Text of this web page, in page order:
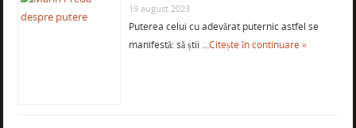
19 august 2023
Puterea celui cu adevărat puternic astfel se
manifestă: să știi …Citește în continuare »